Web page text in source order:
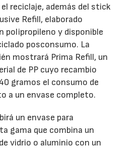
reciclaje, además del stick
Refill, elaborado
polipropileno y disponible
posconsumo. La
mostrará Prima Refill, un
de PP cuyo recambio
gramos el consumo de
a un envase completo.
un envase para
gama que combina un
vidrio o aluminio con un